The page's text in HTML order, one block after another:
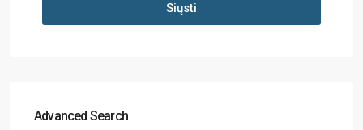
Siųsti
Advanced Search